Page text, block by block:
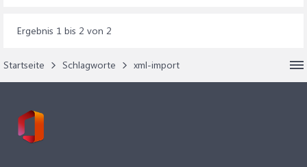
Ergebnis 1 bis 2 von 2
Startseite Schlagworte xml-import